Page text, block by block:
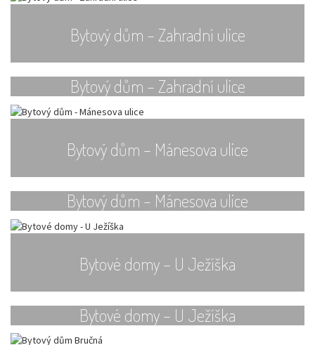
Bytový dům – Zahradní ulice
Bytový dům – Zahradní ulice
Bytový dům – Mánesova ulice
Bytový dům – Mánesova ulice
Bytové domy – U Ježíška
Bytové domy – U Ježíška